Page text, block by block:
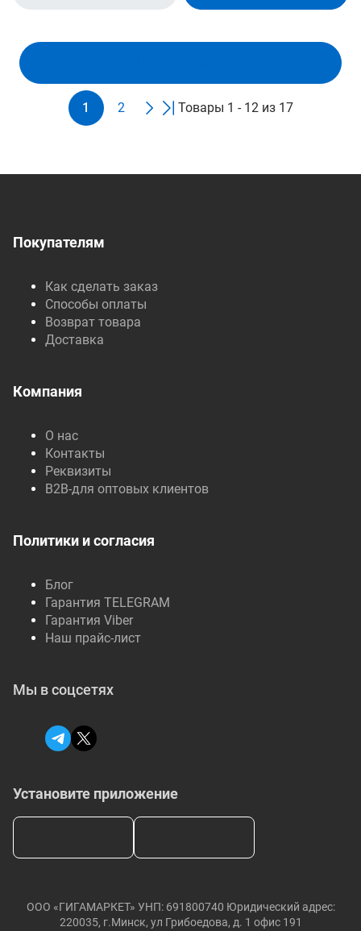
1 2 Товары 1 - 12 из 17
Покупателям
Как сделать заказ
Способы оплаты
Возврат товара
Доставка
Компания
О нас
Контакты
Реквизиты
B2B-для оптовых клиентов
Политики и согласия
Блог
Гарантия TELEGRAM
Гарантия Viber
Наш прайс-лист
Установите приложение
Мы в соцсетях
ООО «ГИГАМАРКЕТ» УНП: 691800740 Юридический адрес:
220035, г.Минск, ул Грибоедова, д. 1 офис 191